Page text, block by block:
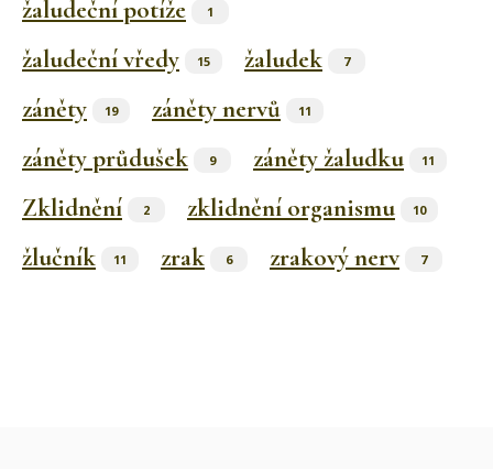
žaludeční potíže 1
žaludeční vředy 15 žaludek 7
záněty 19 záněty nervů 11
záněty průdušek 9 záněty žaludku 11
Zklidnění 2 zklidnění organismu 10
žlučník 11 zrak 6 zrakový nerv 7